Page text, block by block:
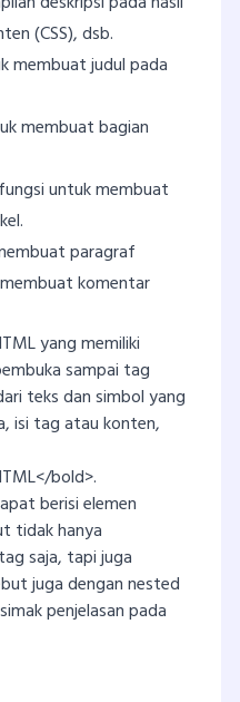
(CSS), dsb.
membuat judul pada
membuat bagian
untuk membuat
paragraf
komentar
yang memiliki
sampai tag
teks dan simbol yang
isi tag atau konten,
bold>.
berisi elemen
tidak hanya
saja, tapi juga
juga dengan nested
penjelasan pada